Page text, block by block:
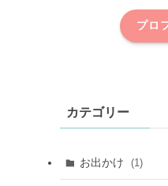
プロ
カテゴリー
お出かけ (1)